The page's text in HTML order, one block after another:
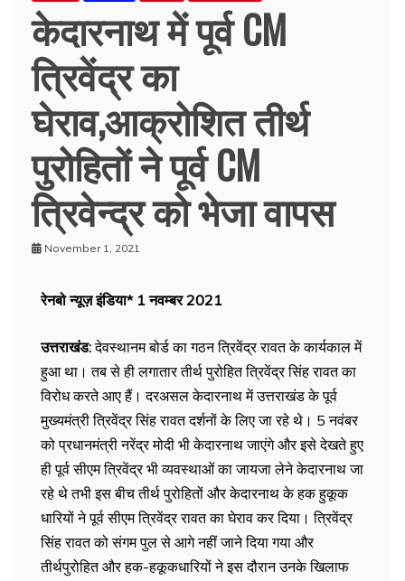
केदारनाथ में पूर्व CM
त्रिवेंद्र का
घेराव,आक्रोशित तीर्थ
पुरोहितों ने पूर्व CM
त्रिवेन्द्र को भेजा वापस
November 1, 2021
रेनबो न्यूज़ इंडिया* 1 नवम्बर 2021
उत्तराखंड:देवस्थानम बोर्ड का गठन त्रिवेंद्र रावत के कार्यकाल में
हुआ था। तब से ही लगातार तीर्थ पुरोहित त्रिवेंद्र सिंह रावत का
विरोध करते आए हैं। दरअसल केदारनाथ में उत्तराखंड के पूर्व
मुख्यमंत्री त्रिवेंद्र सिंह रावत दर्शनों के लिए जा रहे थे। 5 नवंबर
को प्रधानमंत्री नरेंद्र मोदी भी केदारनाथ जाएंगे और इसे देखते हुए
ही पूर्व सीएम त्रिवेंद्र भी व्यवस्थाओं का जायजा लेने केदारनाथ जा
रहे थे तभी इस बीच तीर्थ पुरोहितों और केदारनाथ के हक हुकूक
धारियों ने पूर्व सीएम त्रिवेंद्र रावत का घेराव कर दिया। त्रिवेंद्र
सिंह रावत को संगम पुल से आगे नहीं जाने दिया गया और
तीर्थपुरोहित और हक-हकूकधारियों ने इस दौरान उनके खिलाफ